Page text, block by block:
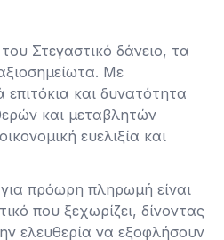
Στεγαστικό δάνειο, τα
Με
και δυνατότητα
και μεταβλητών
ευελιξία και
πρόωρη πληρωμή είναι
που ξεχωρίζει, δίνοντας
ελευθερία να εξοφλήσουν